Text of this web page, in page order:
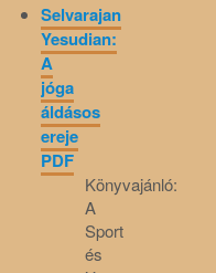
Selvarajan
Yesudian:
A
jóga
áldásos
ereje
PDF
Könyvajánló:
A
Sport
és